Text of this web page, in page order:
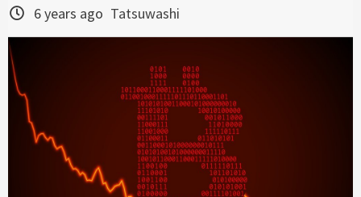
6 years ago Tatsuwashi